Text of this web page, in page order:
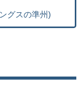
グスの準州)